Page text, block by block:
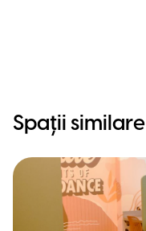
Spații similare